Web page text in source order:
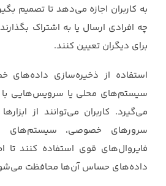
به کاربران اجازه می‌دهد تا تصمیم
چه افرادی ارسال ‏یا به اشتراک
برای دیگران تعیین کنند.‏
استفاده از ذخیره‌سازی داده‌های
سیستم‌های محلی یا سرویس‌هایی با
می‌گیرد. کاربران می‌توانند از
سرورهای خصوصی، ‏سیستم‌های
فایروال‌های قوی استفاده کنند تا
داده‌های ‏حساس آن‌ها محافظت